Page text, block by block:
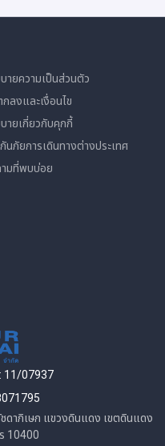
ายความเป็นส่วนตัว
ลงและเงื่อนไข
ายเกี่ยวกับคุกกี้
นภัยการเดินทางต่างประเทศ
ามที่พบบ่อย
11/07937
าภิเษก แขวงดินแดง เขตดินแดง
10400